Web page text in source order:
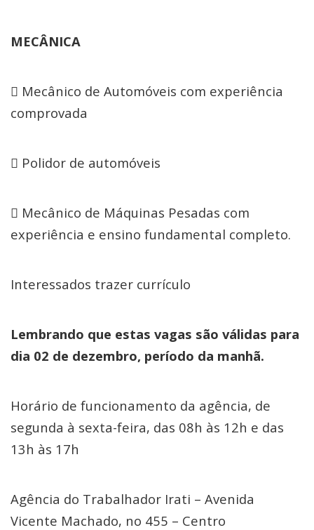
MECÂNICA
 Mecânico de Automóveis com experiência
comprovada
 Polidor de automóveis
 Mecânico de Máquinas Pesadas com
experiência e ensino fundamental completo.
Interessados trazer currículo
Lembrando que estas vagas são válidas para
dia 02 de dezembro, período da manhã.
Horário de funcionamento da agência, de
segunda à sexta-feira, das 08h às 12h e das
13h às 17h
Agência do Trabalhador Irati – Avenida
Vicente Machado, no 455 – Centro